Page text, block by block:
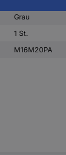
Grau
1 St.
M16M20PA